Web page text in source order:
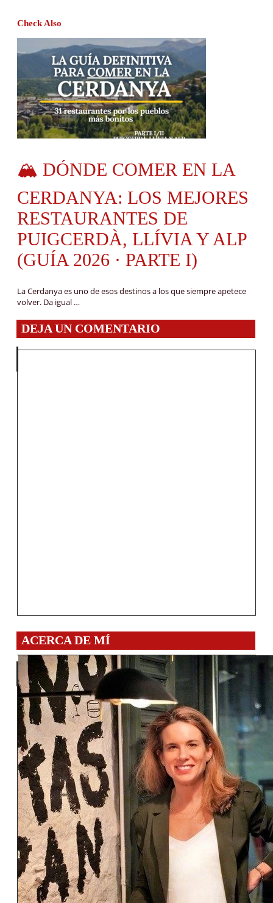
Check Also
🏔️ DÓNDE COMER EN LA
CERDANYA: LOS MEJORES
RESTAURANTES DE
PUIGCERDÀ, LLÍVIA Y ALP
(GUÍA 2026 · PARTE I)
La Cerdanya es uno de esos destinos a los que siempre apetece
volver. Da igual …
DEJA UN COMENTARIO
ACERCA DE MÍ